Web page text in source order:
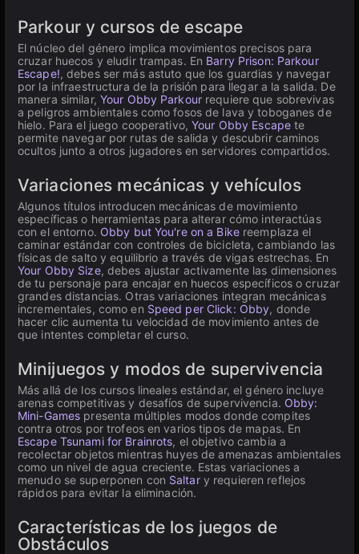
Parkour y cursos de escape
El núcleo del género implica movimientos precisos para
cruzar huecos y eludir trampas. En Barry Prison: Parkour
Escape!, debes ser más astuto que los guardias y navegar
por la infraestructura de la prisión para llegar a la salida. De
manera similar, Your Obby Parkourrequiere que sobrevivas
a peligros ambientales como fosos de lava y toboganes de
hielo. Para el juego cooperativo,Your Obby Escape te
permite navegar por rutas de salida y descubrir caminos
ocultos junto a otros jugadores en servidores compartidos.
Variaciones mecánicas y vehículos
Algunos títulos introducen mecánicas de movimiento
específicas o herramientas para alterar cómo interactúas
con el entorno. Obby but You're on a Bikereemplaza el
caminar estándar con controles de bicicleta, cambiando las
físicas de salto y equilibrio a través de vigas estrechas. En
Your Obby Size, debes ajustar activamente las dimensiones
de tu personaje para encajar en huecos específicos o cruzar
grandes distancias. Otras variaciones integran mecánicas
incrementales, como en Speed per Click: Obby, donde
hacer clic aumenta tu velocidad de movimiento antes de
que intentes completar el curso.
Minijuegos y modos de supervivencia
Más allá de los cursos lineales estándar, el género incluye
arenas competitivas y desafíos de supervivencia. Obby:
Mini-Games presenta múltiples modos donde compites
contra otros por trofeos en varios tipos de mapas. En
Escape Tsunami for Brainrots, el objetivo cambia a
recolectar objetos mientras huyes de amenazas ambientales
como un nivel de agua creciente. Estas variaciones a
menudo se superponen con Saltary requieren reflejos
rápidos para evitar la eliminación.
Características de los juegos de
Obstáculos